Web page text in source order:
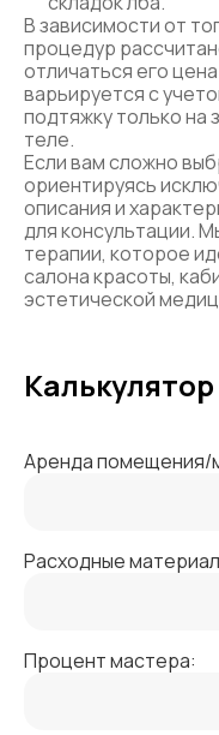
В зависимости от
процедур
отличаться его
варьируется с
подтяжку только на
теле.
Если вам сложно
ориентируясь
описания и
для консультации.
терапии, которое
салона красоты,
эстетической
Аренда помещения/
Расходные
Процент мастера: